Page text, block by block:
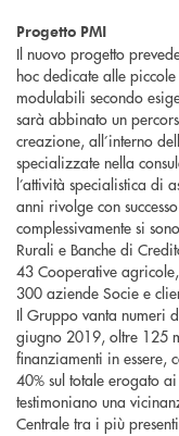
Progetto PMI
Il nuovo progetto
hoc dedicate alle
modulabili secondo
sarà abbinato un
creazione, all’interno
specializzate nella
l’attività specialistica di
anni rivolge con
complessivamente si
Rurali e Banche di
43 Cooperative
300 aziende Socie e
Il Gruppo vanta numeri
giugno 2019, oltre 125
finanziamenti in essere,
40% sul totale erogato
testimoniano una
Centrale tra i più